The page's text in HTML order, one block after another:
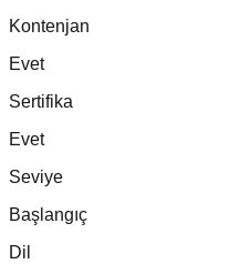
Kontenjan
Evet
Sertifika
Evet
Seviye
Başlangıç
Dil